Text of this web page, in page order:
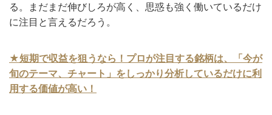
る。まだまだ伸びしろが高く、思惑も強く働いているだけ
に注目と言えるだろう。
★短期で収益を狙うなら！プロが注目する銘柄は、「今が
旬のテーマ、チャート」をしっかり分析しているだけに利
用する価値が高い！